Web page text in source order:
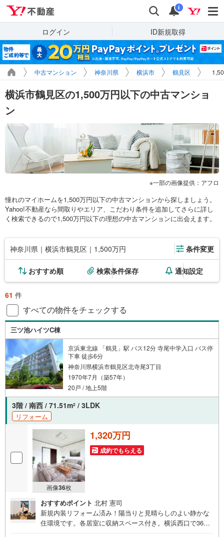
検索 通知
i
ログイン ID新規取得
中古マンション 神奈川県 横浜市 鶴見区
横浜市鶴見区の1,500万円以下の中古マンショ
ン
一部の画像提供：アフロ
憧れのマイホームを1,500万円以下の中古マンションから探しましょう。
Yahoo!不動産なら間取りやエリア、こだわり条件を追加してさらに詳し
く検索できるので1,500万円以下の理想の中古マンションに出会えます。
神奈川県｜横浜市鶴見区｜1,500万円 条件変更
おすすめ順 検索条件保存 通知設定
61 件
すべての物件をチェックする
三ツ池ハイツC棟
京浜東北線 「鶴見」駅 バス12分 寺尾中学入口 バス停
下車 徒歩6分
神奈川県横浜市鶴見区北寺尾3丁目
1970年7月（築57年）
20戸 / 地上5階
3階 / 南西 / 71.51m2 / 3LDK
リフォーム
画像36枚
1,320万円
成約でもらえる
おすすめポイント 北村 憲司
新規内装リフォーム済み！陽当りと見晴らしのよい静かな
住環境です。各居室に収納スペース付き。横浜西口で36